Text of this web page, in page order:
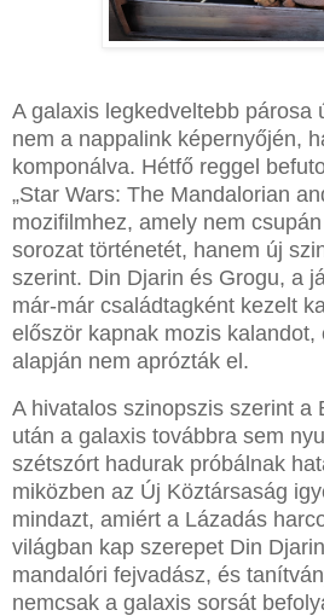
A galaxis legkedveltebb párosa
nem a nappalink képernyőjén,
komponálva. Hétfő reggel
„Star Wars: The Mandalorian
mozifilmhez, amely nem
sorozat történetét, hanem új
szerint. Din Djarin és Grogu, a
már-már családtagként kezelt
először kapnak mozis
alapján nem aprózták el.
A hivatalos szinopszis szerint a
után a galaxis továbbra sem
szétszórt hadurak próbálnak
miközben az Új Köztársaság
mindazt, amiért a Lázadás
világban kap szerepet Din
mandalóri fejvadász, és
nemcsak a galaxis sorsát